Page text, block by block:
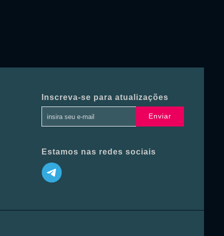
Inscreva-se para atualizações
Enviar
Estamos nas redes sociais